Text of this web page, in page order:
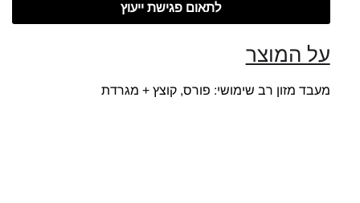
לתאום פגישת ייעוץ
על המוצר
מעבד מזון רב שימושי: פורס, קוצץ + מגרדת